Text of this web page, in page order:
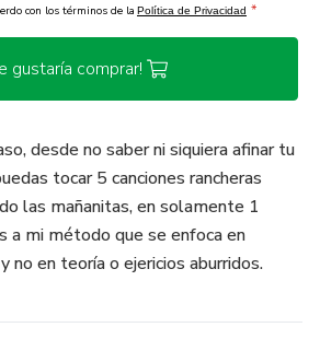
con los términos de la Política de Privacidad *
gustaría comprar!
desde no saber ni siquiera afinar tu
tocar 5 canciones rancheras
las mañanitas, en solamente 1
a mi método que se enfoca en
no en teoría o ejericios aburridos.